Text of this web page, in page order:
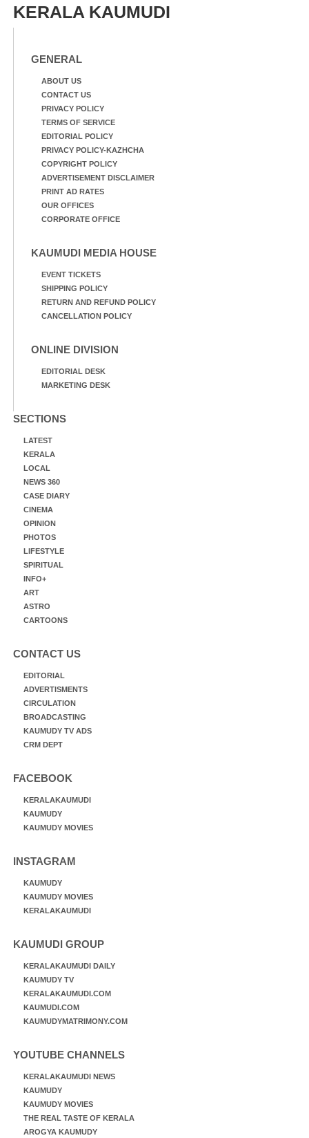
KERALA KAUMUDI
GENERAL
ABOUT US
CONTACT US
PRIVACY POLICY
TERMS OF SERVICE
EDITORIAL POLICY
PRIVACY POLICY-KAZHCHA
COPYRIGHT POLICY
ADVERTISEMENT DISCLAIMER
PRINT AD RATES
OUR OFFICES
CORPORATE OFFICE
KAUMUDI MEDIA HOUSE
EVENT TICKETS
SHIPPING POLICY
RETURN AND REFUND POLICY
CANCELLATION POLICY
ONLINE DIVISION
EDITORIAL DESK
MARKETING DESK
SECTIONS
LATEST
KERALA
LOCAL
NEWS 360
CASE DIARY
CINEMA
OPINION
PHOTOS
LIFESTYLE
SPIRITUAL
INFO+
ART
ASTRO
CARTOONS
CONTACT US
EDITORIAL
ADVERTISMENTS
CIRCULATION
BROADCASTING
KAUMUDY TV ADS
CRM DEPT
FACEBOOK
KERALAKAUMUDI
KAUMUDY
KAUMUDY MOVIES
INSTAGRAM
KAUMUDY
KAUMUDY MOVIES
KERALAKAUMUDI
KAUMUDI GROUP
KERALAKAUMUDI DAILY
KAUMUDY TV
KERALAKAUMUDI.COM
KAUMUDI.COM
KAUMUDYMATRIMONY.COM
YOUTUBE CHANNELS
KERALAKAUMUDI NEWS
KAUMUDY
KAUMUDY MOVIES
THE REAL TASTE OF KERALA
AROGYA KAUMUDY